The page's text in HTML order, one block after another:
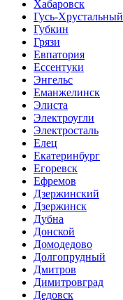
Хабаровск
Гусь-Хрустальный
Губкин
Грязи
Евпатория
Ессентуки
Энгельс
Еманжелинск
Элиста
Электроугли
Электросталь
Елец
Екатеринбург
Егоревск
Ефремов
Дзержинский
Дзержинск
Дубна
Донской
Домодедово
Долгопрудный
Дмитров
Димитровград
Дедовск